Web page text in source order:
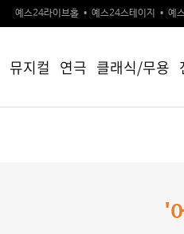
예스24라이브홀 예스24스테이지 예
뮤지컬 연극 클래식/무용
'